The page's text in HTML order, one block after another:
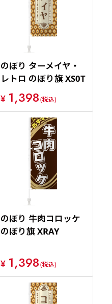
のぼり ターメイヤ・
レトロ のぼり旗 XS0T
¥ 1,398(税込)
のぼり 牛肉コロッケ
のぼり旗 XRAY
¥ 1,398(税込)